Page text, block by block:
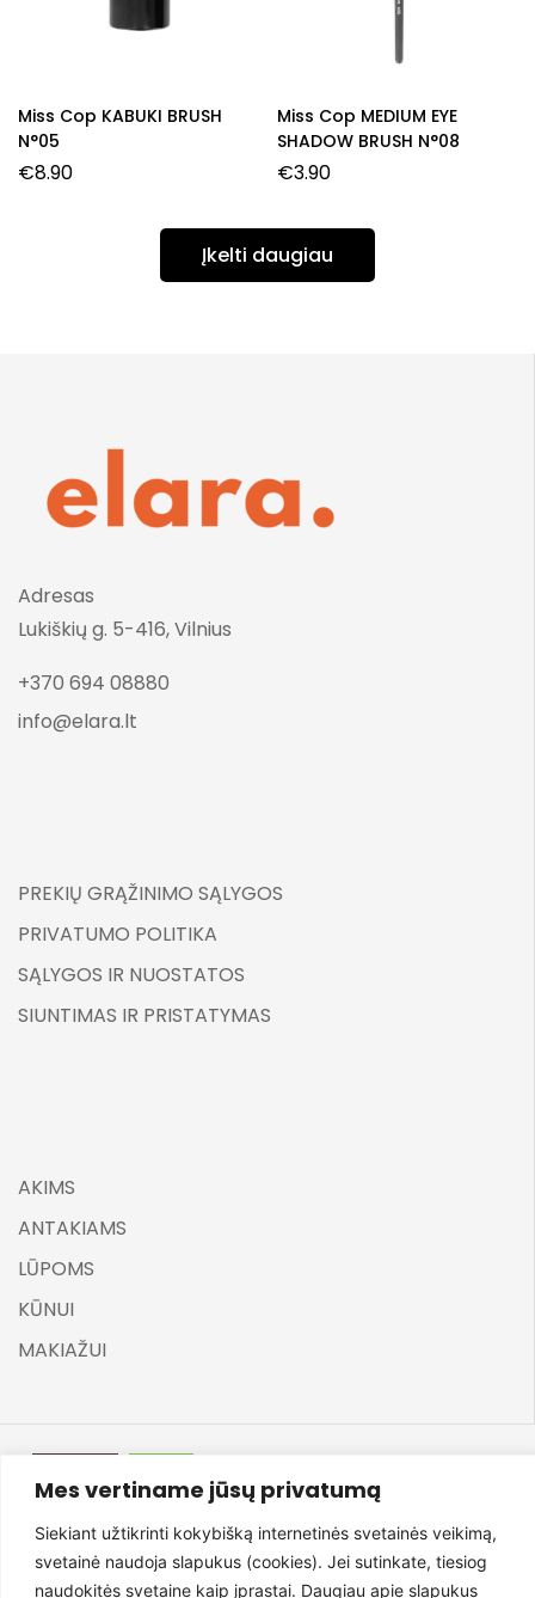
Mes vertiname jūsų privatumą
Siekiant užtikrinti kokybišką internetinės svetainės veikimą,
svetainė naudoja slapukus (cookies). Jei sutinkate, tiesiog
naudokitės svetaine kaip įprastai. Daugiau apie slapukus
Miss Cop KABUKI BRUSH
N°05
€8.90
Miss Cop MEDIUM EYE
SHADOW BRUSH N°08
€3.90
Įkelti daugiau
Adresas
Lukiškių g. 5-416, Vilnius
+370 694 08880
info@elara.lt
PREKIŲ GRĄŽINIMO SĄLYGOS
PRIVATUMO POLITIKA
SĄLYGOS IR NUOSTATOS
SIUNTIMAS IR PRISTATYMAS
AKIMS
ANTAKIAMS
LŪPOMS
KŪNUI
MAKIAŽUI